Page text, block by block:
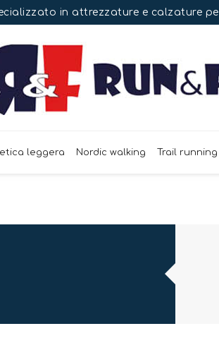
in attrezzature e calzature
leggera Nordic walking Trail running